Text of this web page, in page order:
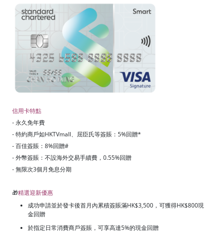
信用卡特點
- 永久免年費
- 特約商戶如HKTVmall、屈臣氏等簽賬：5%回贈*
- 百佳簽賬：8%回贈#
- 外幣簽賬：不設海外交易手續費，0.55%回贈
- 無限次3個月免息分期
🎁精選迎新優惠
成功申請並於發卡後首月內累積簽賬滿HK$3,500，可獲得HK$800現
金回贈
於指定日常消費商戶簽賬，可享高達5%的現金回贈